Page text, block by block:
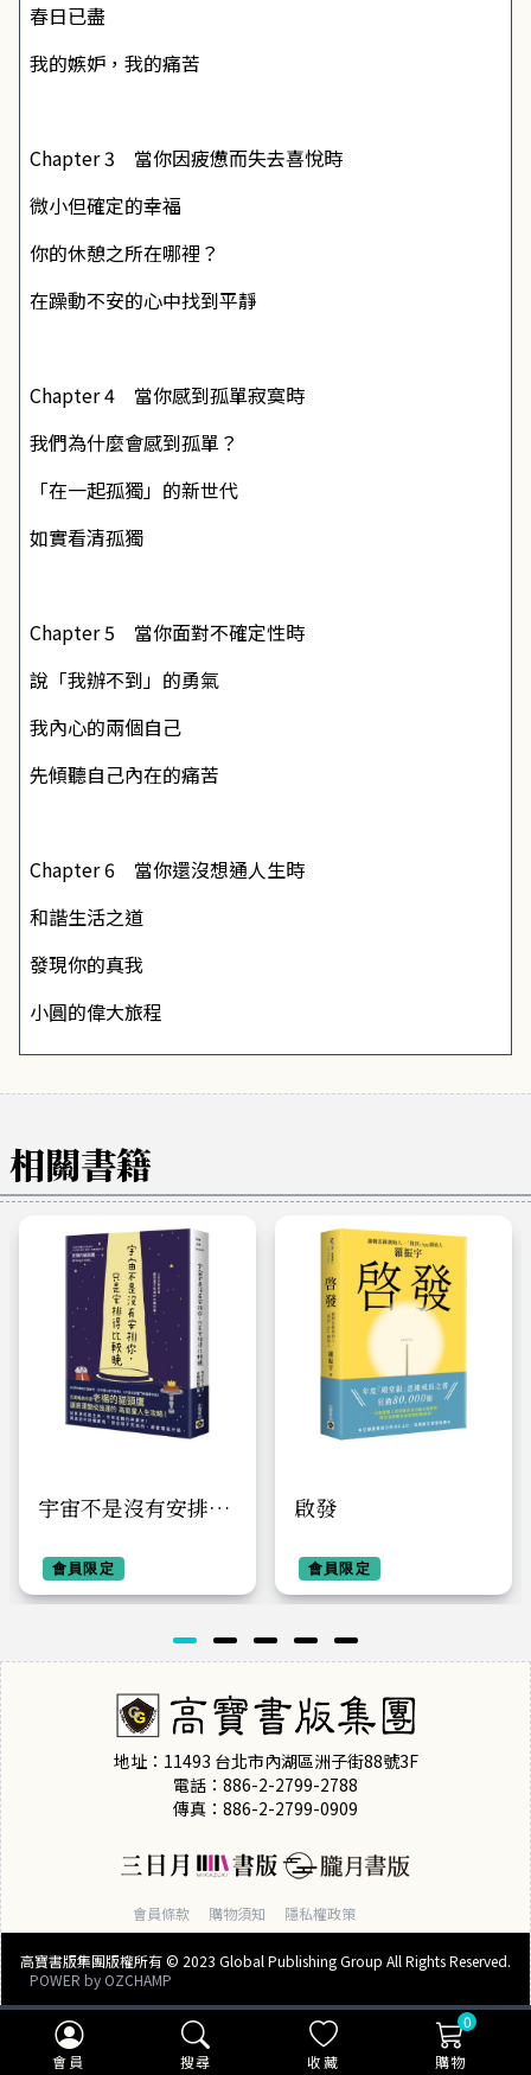
會員 搜尋 收藏
0
購物
春日已盡
我的嫉妒，我的痛苦
Chapter 3 當你因疲憊而失去喜悅時
微小但確定的幸福
你的休憩之所在哪裡？
在躁動不安的心中找到平靜
Chapter 4 當你感到孤單寂寞時
我們為什麼會感到孤單？
「在一起孤獨」的新世代
如實看清孤獨
Chapter 5 當你面對不確定性時
說「我辦不到」的勇氣
我內心的兩個自己
先傾聽自己內在的痛苦
Chapter 6 當你還沒想通人生時
和諧生活之道
發現你的真我
小圓的偉大旅程
相關書籍
宇宙不是沒有安排
晚會員限定
啟發
會員限定
地址：11493 台北市內湖區洲子街88號3F
電話：886-2-2799-2788
傳真：886-2-2799-0909
會員條款 購物須知 隱私權政策
高寶書版集團版權所有 © 2023 Global Publishing Group All Rights Reserved.
POWER by OZCHAMP